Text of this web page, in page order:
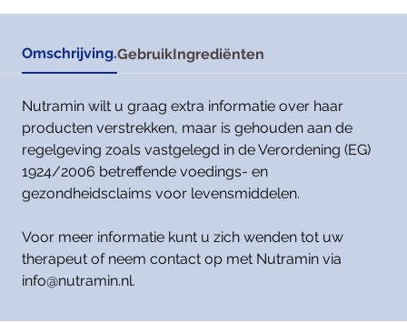
Omschrijving.GebruikIngrediënten
Nutramin wilt u graag extra informatie over haar
producten verstrekken, maar is gehouden aan de
regelgeving zoals vastgelegd in de Verordening (EG)
1924/2006 betreffende voedings- en
gezondheidsclaims voor levensmiddelen.
Voor meer informatie kunt u zich wenden tot uw
therapeut of neem contact op met Nutramin via
info@nutramin.nl.